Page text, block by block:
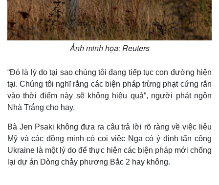
Ảnh minh họa: Reuters
“Đó là lý do tại sao chúng tôi đang tiếp tục con đường hiện
tại. Chúng tôi nghĩ rằng các biện pháp trừng phạt cứng rắn
vào thời điểm này sẽ không hiệu quả”, người phát ngôn
Nhà Trắng cho hay.
Bà Jen Psaki không đưa ra câu trả lời rõ ràng về việc liệu
Mỹ và các đồng minh có coi việc Nga có ý định tấn công
Ukraine là một lý do để thực hiện các biện pháp mới chống
lại dự án Dòng chảy phương Bắc 2 hay không.